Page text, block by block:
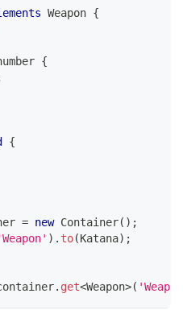
Weapon {
{
{
= new Container( ) ;
) . to(Katana) ;
. get<Weapon>(